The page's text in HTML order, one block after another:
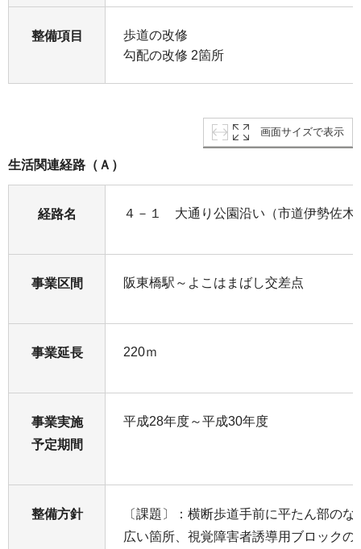
整備項目
歩道の改修
勾配の改修 2箇所
画面サイズで表示
生活関連経路（Ａ）
経路名 ４－１ 大通り公園沿い（市道伊勢佐木
事業区間 阪東橋駅～よこはまばし交差点
事業延長 220ｍ
事業実施
予定期間
平成28年度～平成30年度
整備方針
〔課題〕：横断歩道手前に平たん部の
広い箇所、視覚障害者誘導用ブロック